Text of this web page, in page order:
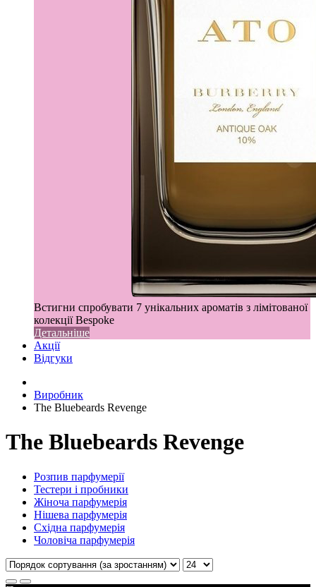
Встигни спробувати 7 унікальних ароматів з лімітованої
колекції Bespoke
Детальніше
Акції
Відгуки
Виробник
The Bluebeards Revenge
The Bluebeards Revenge
Розпив парфумерії
Тестери і пробники
Жіноча парфумерія
Нішева парфумерія
Східна парфумерія
Чоловіча парфумерія